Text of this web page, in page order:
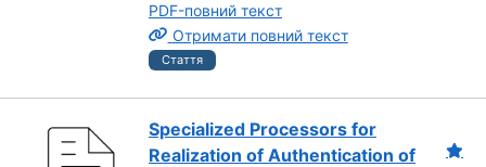
PDF-повний текст
Отримати повний текст
Стаття
Specialized Processors for
Realization of Authentication of